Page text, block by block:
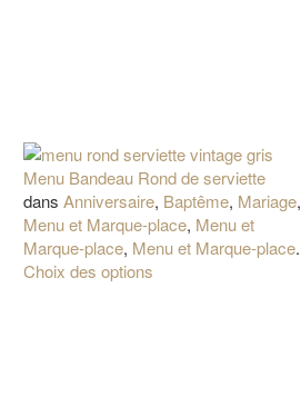
Menu Bandeau Rond de serviette
dans Anniversaire, Baptême, Mariage,
Menu et Marque-place, Menu et
Marque-place, Menu et Marque-place.
Choix des options